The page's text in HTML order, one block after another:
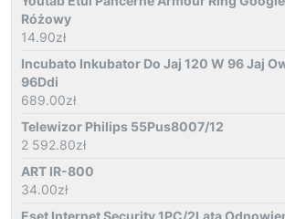
Różowy
14.90zł
Incubato Inkubator Do Jaj 120 W 96 Jaj
96Ddi
689.00zł
Telewizor Philips 55Pus8007/12
2 592.80zł
ART IR-800
34.00zł
Eset Internet Security 1PC/2Lata